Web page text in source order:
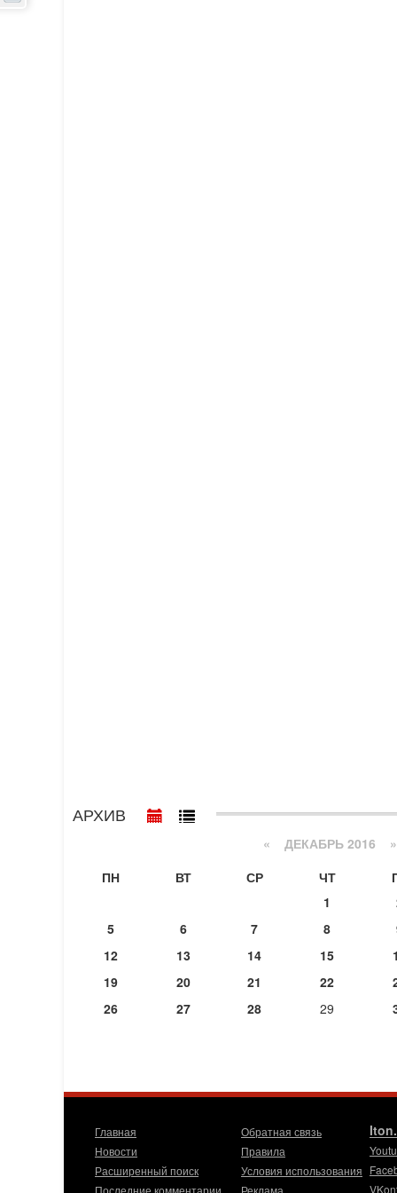
АРХИВ
« ДЕКАБРЬ 2016 »
ПН
ВТ СР ЧТ
1
5
6 7 8
12
13 14 15
19
20 21 22
26
27 28 29
Главная
Новости
Расширенный поиск
Последние комментарии
Обратная связь
Правила
Условия использования
Реклама